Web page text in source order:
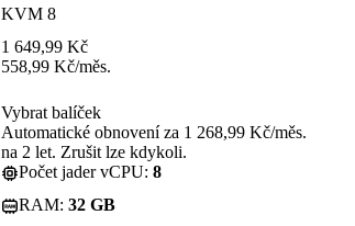
KVM 8
1 649,99 Kč
558,99 Kč/měs.
Vybrat balíček
Automatické obnovení za 1 268,99 Kč/měs.
na 2 let. Zrušit lze kdykoli.
Počet jader vCPU: 8
RAM: 32 GB